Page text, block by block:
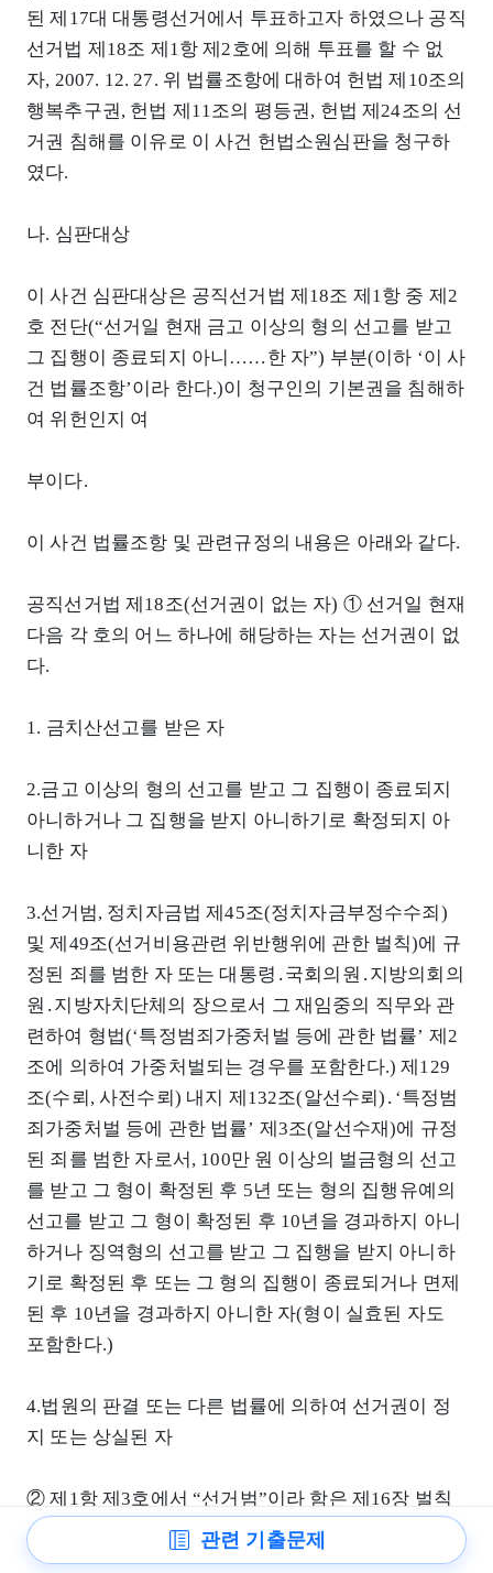
된 제17대 대통령선거에서 투표하고자 하였으나 공직
선거법 제18조 제1항 제2호에 의해 투표를 할 수 없
자, 2007. 12. 27. 위 법률조항에 대하여 헌법 제10조의
행복추구권, 헌법 제11조의 평등권, 헌법 제24조의 선
거권 침해를 이유로 이 사건 헌법소원심판을 청구하
였다.
나. 심판대상
이 사건 심판대상은 공직선거법 제18조 제1항 중 제2
호 전단(“선거일 현재 금고 이상의 형의 선고를 받고
그 집행이 종료되지 아니……한 자”) 부분(이하 ‘이 사
건 법률조항’이라 한다.)이 청구인의 기본권을 침해하
여 위헌인지 여
부이다.
이 사건 법률조항 및 관련규정의 내용은 아래와 같다.
공직선거법 제18조(선거권이 없는 자) ① 선거일 현재
다음 각 호의 어느 하나에 해당하는 자는 선거권이 없
다.
1. 금치산선고를 받은 자
2.금고 이상의 형의 선고를 받고 그 집행이 종료되지
아니하거나 그 집행을 받지 아니하기로 확정되지 아
니한 자
3.선거범, 정치자금법 제45조(정치자금부정수수죄)
및 제49조(선거비용관련 위반행위에 관한 벌칙)에 규
정된 죄를 범한 자 또는 대통령․국회의원․지방의회의
원․지방자치단체의 장으로서 그 재임중의 직무와 관
련하여 형법(‘특정범죄가중처벌 등에 관한 법률’ 제2
조에 의하여 가중처벌되는 경우를 포함한다.) 제129
조(수뢰, 사전수뢰) 내지 제132조(알선수뢰)․‘특정범
죄가중처벌 등에 관한 법률’ 제3조(알선수재)에 규정
된 죄를 범한 자로서, 100만 원 이상의 벌금형의 선고
를 받고 그 형이 확정된 후 5년 또는 형의 집행유예의
선고를 받고 그 형이 확정된 후 10년을 경과하지 아니
하거나 징역형의 선고를 받고 그 집행을 받지 아니하
기로 확정된 후 또는 그 형의 집행이 종료되거나 면제
된 후 10년을 경과하지 아니한 자(형이 실효된 자도
포함한다.)
4.법원의 판결 또는 다른 법률에 의하여 선거권이 정
지 또는 상실된 자
② 제1항 제3호에서 “선거범”이라 함은 제16장 벌칙
에 규정된 죄와 국민투표법 위반의 죄를 범한 자를 말
한다.
관련 기출문제